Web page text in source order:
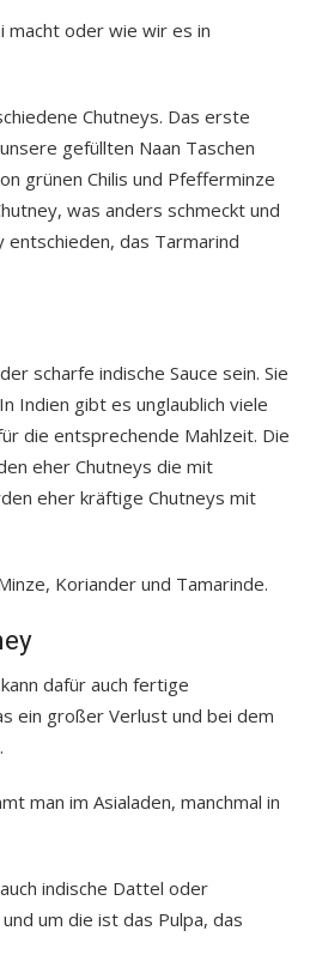
macht oder wie wir es in
Chutneys. Das erste
gefüllten Naan Taschen
grünen Chilis und Pfefferminze
was anders schmeckt und
entschieden, das Tarmarind
scharfe indische Sauce sein. Sie
Indien gibt es unglaublich viele
die entsprechende Mahlzeit. Die
eher Chutneys die mit
eher kräftige Chutneys mit
Koriander und Tamarinde.
dafür auch fertige
ein großer Verlust und bei dem
man im Asialaden, manchmal in
indische Dattel oder
um die ist das Pulpa, das